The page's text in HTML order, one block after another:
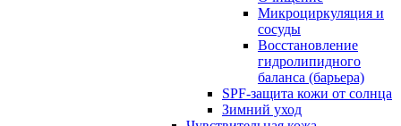
Микроциркуляция и
сосуды
Восстановление
гидролипидного
баланса (барьера)
SPF-защита кожи от солнца
Зимний уход